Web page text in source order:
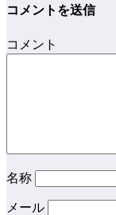
コメントを送信
コメント
名称
メール